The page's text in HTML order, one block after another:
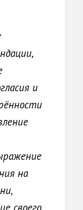
и
на